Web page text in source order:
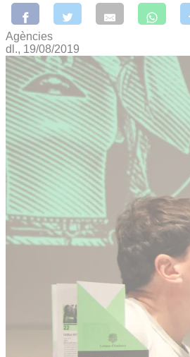
Agències
dl., 19/08/2019